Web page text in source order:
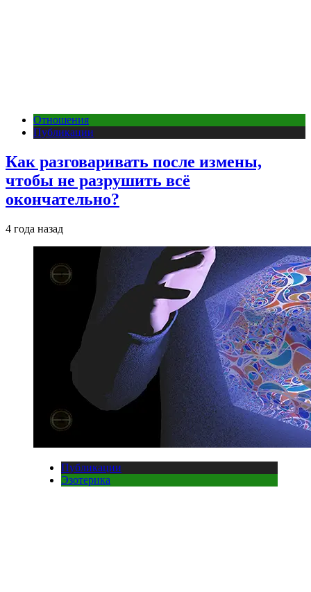
Отношения
Публикации
Как разговаривать после измены,
чтобы не разрушить всё
окончательно?
4 года назад
Публикации
Эзотерика